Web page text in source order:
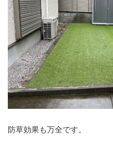
防草効果も万全です。